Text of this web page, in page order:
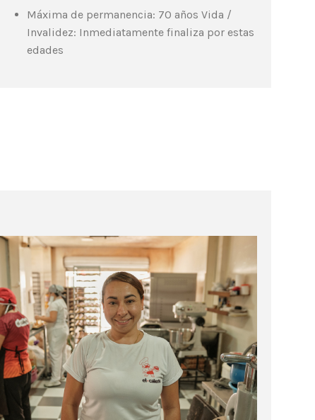
Máxima de permanencia: 70 años Vida /
Invalidez: Inmediatamente finaliza por estas
edades